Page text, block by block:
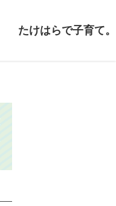
たけはらで子育て。